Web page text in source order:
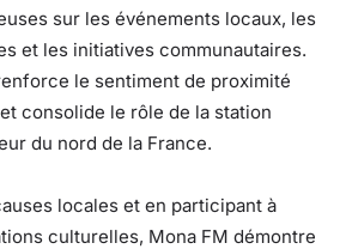
sur les événements locaux, les
et les initiatives communautaires.
le sentiment de proximité
consolide le rôle de la station
du nord de la France.
locales et en participant à
culturelles, Mona FM démontre